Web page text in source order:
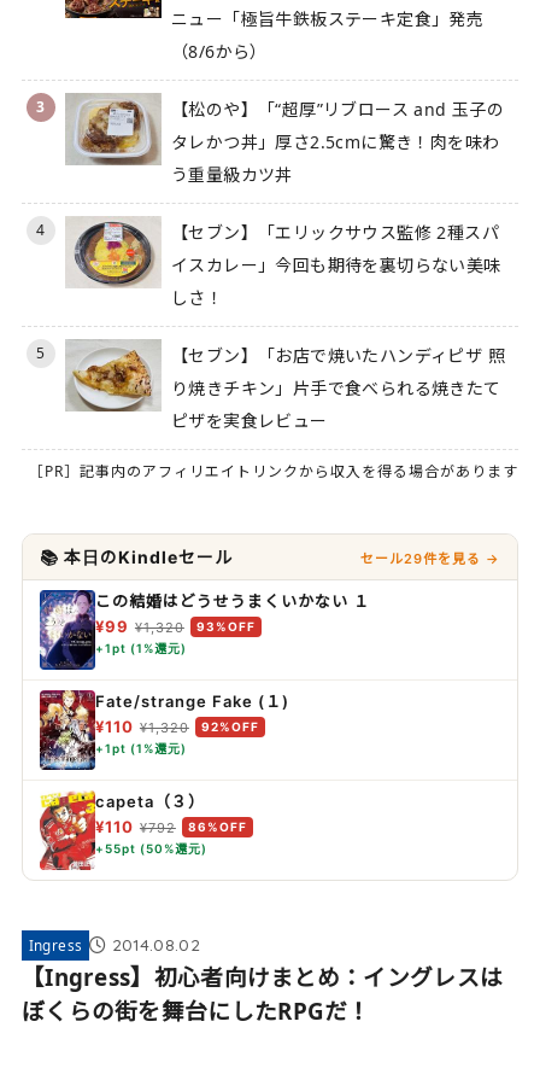
ニュー「極旨牛鉄板ステーキ定食」発売
（8/6から）
3
【松のや】「“超厚”リブロース and 玉子の
タレかつ丼」厚さ2.5cmに驚き！肉を味わ
う重量級カツ丼
4
【セブン】「エリックサウス監修 2種スパ
イスカレー」今回も期待を裏切らない美味
しさ！
5
【セブン】「お店で焼いたハンディピザ 照
り焼きチキン」片手で食べられる焼きたて
ピザを実食レビュー
［PR］記事内のアフィリエイトリンクから収入を得る場合があります
📚 本日のKindleセール セール29件を見る →
この結婚はどうせうまくいかない １
¥99 ¥1,320
93%OFF
+1pt (1%還元)
Fate/strange Fake (１)
¥110 ¥1,320
92%OFF
+1pt (1%還元)
capeta（３）
¥110 ¥792
86%OFF
+55pt (50%還元)
Ingress 2014.08.02
【Ingress】初心者向けまとめ：イングレスは
ぼくらの街を舞台にしたRPGだ！